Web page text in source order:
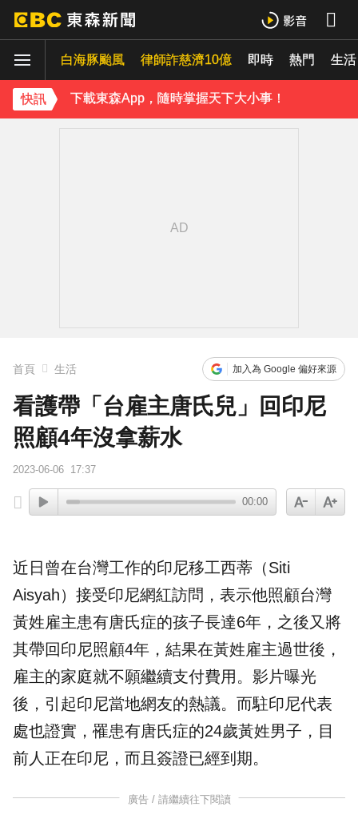
白海豚颱風 律師詐慈濟10億 即時 熱門 生活
快訊
下載東森App，隨時掌握天下大小事！
《理財達人秀》X 安聯投信免費講座報名中！搶先卡位 2027
下載東森App，隨時掌握天下大小事！
首頁 生活 加入為 Google 偏好來源
看護帶「台雇主唐氏兒」回印尼
照顧4年沒拿薪水
2023-06-06 17:37
00:00
近日曾在台灣工作的印尼移工西蒂（Siti
Aisyah）接受印尼網紅訪問，表示他照顧台灣
黃姓雇主患有唐氏症的孩子長達6年，之後又將
其帶回印尼照顧4年，結果在黃姓雇主過世後，
雇主的家庭就不願繼續支付費用。影片曝光
後，引起印尼當地網友的熱議。而駐印尼代表
處也證實，罹患有唐氏症的24歲黃姓男子，目
前人正在印尼，而且 簽證已經到期。
廣告 / 請繼續往下閱讀